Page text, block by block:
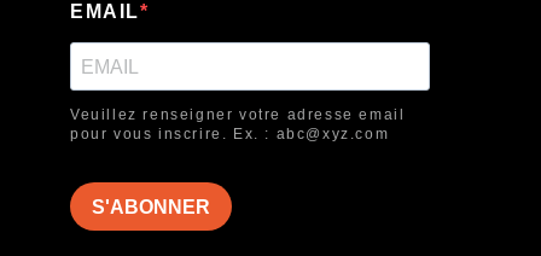
EMAIL
Veuillez renseigner votre adresse email
pour vous inscrire. Ex. : abc@xyz.com
S'ABONNER